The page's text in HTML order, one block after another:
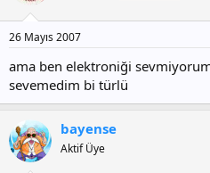
26 Mayıs 2007
ama ben elektroniği
sevemedim bi türlü
bayense
Aktif Üye